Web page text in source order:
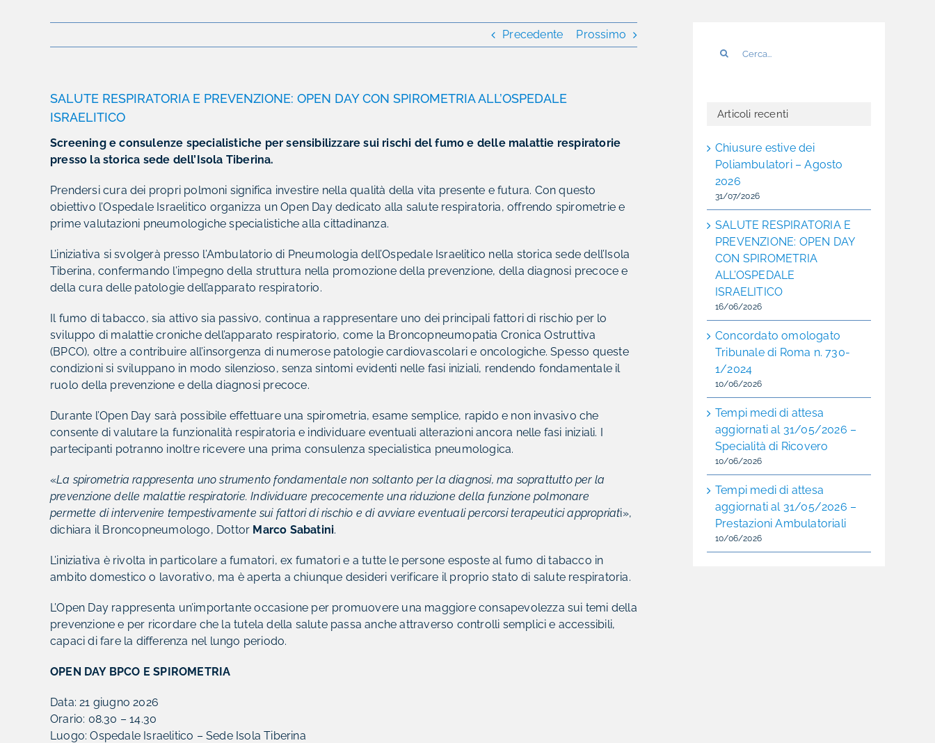
Precedente Prossimo
SALUTE RESPIRATORIA E PREVENZIONE: OPEN DAY CON SPIROMETRIA ALL’OSPEDALE
ISRAELITICO
Screening e consulenze specialistiche per sensibilizzare sui rischi del fumo e delle malattie respiratorie
presso la storica sede dell’Isola Tiberina.
Prendersi cura dei propri polmoni significa investire nella qualità della vita presente e futura. Con questo
obiettivo l’Ospedale Israelitico organizza un Open Day dedicato alla salute respiratoria, offrendo spirometrie e
prime valutazioni pneumologiche specialistiche alla cittadinanza.
L’iniziativa si svolgerà presso l’Ambulatorio di Pneumologia dell’Ospedale Israelitico nella storica sede dell’Isola
Tiberina, confermando l’impegno della struttura nella promozione della prevenzione, della diagnosi precoce e
della cura delle patologie dell’apparato respiratorio.
Il fumo di tabacco, sia attivo sia passivo, continua a rappresentare uno dei principali fattori di rischio per lo
sviluppo di malattie croniche dell’apparato respiratorio, come la Broncopneumopatia Cronica Ostruttiva
(BPCO), oltre a contribuire all’insorgenza di numerose patologie cardiovascolari e oncologiche. Spesso queste
condizioni si sviluppano in modo silenzioso, senza sintomi evidenti nelle fasi iniziali, rendendo fondamentale il
ruolo della prevenzione e della diagnosi precoce.
Durante l’Open Day sarà possibile effettuare una spirometria, esame semplice, rapido e non invasivo che
consente di valutare la funzionalità respiratoria e individuare eventuali alterazioni ancora nelle fasi iniziali. I
partecipanti potranno inoltre ricevere una prima consulenza specialistica pneumologica.
«La spirometria rappresenta uno strumento fondamentale non soltanto per la diagnosi, ma soprattutto per la
prevenzione delle malattie respiratorie. Individuare precocemente una riduzione della funzione polmonare
permette di intervenire tempestivamente sui fattori di rischio e di avviare eventuali percorsi terapeutici appropriati»,
dichiara il Broncopneumologo, Dottor Marco Sabatini.
L’iniziativa è rivolta in particolare a fumatori, ex fumatori e a tutte le persone esposte al fumo di tabacco in
ambito domestico o lavorativo, ma è aperta a chiunque desideri verificare il proprio stato di salute respiratoria.
L’Open Day rappresenta un’importante occasione per promuovere una maggiore consapevolezza sui temi della
prevenzione e per ricordare che la tutela della salute passa anche attraverso controlli semplici e accessibili,
capaci di fare la differenza nel lungo periodo.
OPEN DAY BPCO E SPIROMETRIA
Data: 21 giugno 2026
Orario: 08.30 – 14.30
Luogo: Ospedale Israelitico – Sede Isola Tiberina
per:
Articoli recenti
Chiusure estive dei
Poliambulatori – Agosto
2026
31/07/2026
SALUTE RESPIRATORIA E
PREVENZIONE: OPEN DAY
CON SPIROMETRIA
ALL’OSPEDALE
ISRAELITICO
16/06/2026
Concordato omologato
Tribunale di Roma n. 730-
1/2024
10/06/2026
Tempi medi di attesa
aggiornati al 31/05/2026 –
Specialità di Ricovero
10/06/2026
Tempi medi di attesa
aggiornati al 31/05/2026 –
Prestazioni Ambulatoriali
10/06/2026